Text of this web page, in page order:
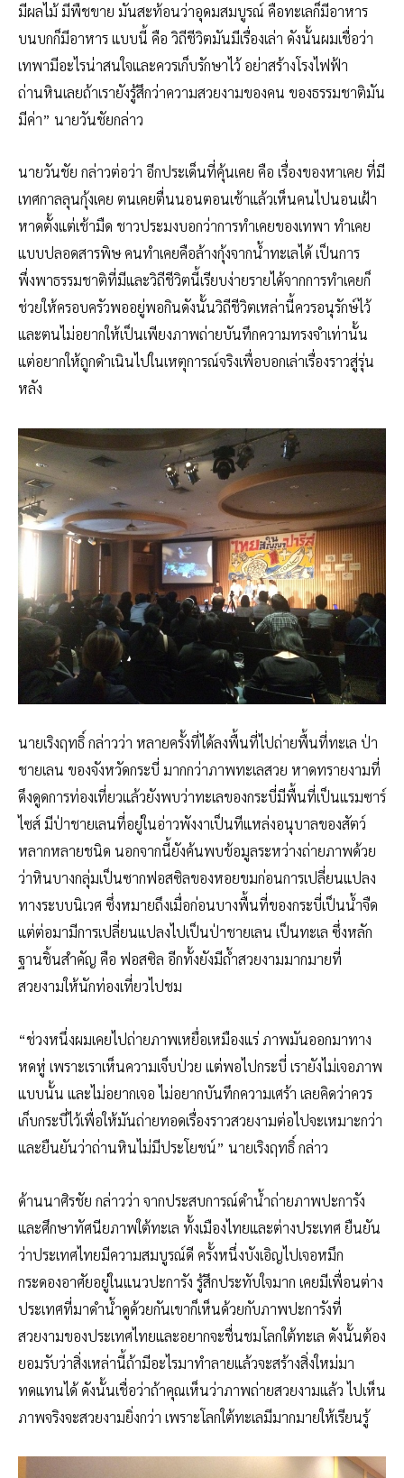
มีผลไม้ มีพืชขาย มันสะท้อนว่าอุดมสมบูรณ์ คือทะเลก็มีอาหาร
บนบกก็มีอาหาร แบบนี้ คือ วิถีชีวิตมันมีเรื่องเล่า ดังนั้นผมเชื่อว่า
เทพามีอะไรน่าสนใจและควรเก็บรักษาไว้ อย่าสร้างโรงไฟฟ้า
ถ่านหินเลยถ้าเรายังรู้สึกว่าความสวยงามของคน ของธรรมชาติมัน
มีค่า” นายวันชัยกล่าว
นายวันชัย กล่าวต่อว่า อีกประเด็นที่คุ้นเคย คือ เรื่องของหาเคย ที่มี
เทศกาลลุนกุ้งเคย ตนเคยตื่นนอนตอนเช้าแล้วเห็นคนไปนอนเฝ้า
หาดตั้งแต่เช้ามืด ชาวประมงบอกว่าการทำเคยของเทพา ทำเคย
แบบปลอดสารพิษ คนทำเคยคือล้างกุ้งจากน้ำทะเลได้ เป็นการ
พึ่งพาธรรมชาติที่มีและวิถีชีวิตนี้เรียบง่ายรายได้จากการทำเคยก็
ช่วยให้ครอบครัวพออยู่พอกินดังนั้นวิถีชีวิตเหล่านี้ควรอนุรักษ์ไว้
และตนไม่อยากให้เป็นเพียงภาพถ่ายบันทึกความทรงจำเท่านั้น
แต่อยากให้ถูกดำเนินไปในเหตุการณ์จริงเพื่อบอกเล่าเรื่องราวสู่รุ่น
หลัง
นายเริงฤทธิ์ กล่าวว่า หลายครั้งที่ได้ลงพื้นที่ไปถ่ายพื้นที่ทะเล ป่า
ชายเลน ของจังหวัดกระบี่ มากกว่าภาพทะเลสวย หาดทรายงามที่
ดึงดูดการท่องเที่ยวแล้วยังพบว่าทะเลของกระบี่มีพื้นที่เป็นแรมซาร์
ไซส์ มีป่าชายเลนที่อยู่ในอ่าวพังงาเป็นทีแหล่งอนุบาลของสัตว์
หลากหลายชนิด นอกจากนี้ยังค้นพบข้อมูลระหว่างถ่ายภาพด้วย
ว่าหินบางกลุ่มเป็นซากฟอสซิลของหอยขมก่อนการเปลี่ยนแปลง
ทางระบบนิเวศ ซึ่งหมายถึงเมื่อก่อนบางพื้นที่ของกระบี่เป็นน้ำจืด
แต่ต่อมามีการเปลี่ยนแปลงไปเป็นป่าชายเลน เป็นทะเล ซึ่งหลัก
ฐานชิ้นสำคัญ คือ ฟอสซิล อีกทั้งยังมีถ้ำสวยงามมากมายที่
สวยงามให้นักท่องเที่ยวไปชม
“ช่วงหนึ่งผมเคยไปถ่ายภาพเหยื่อเหมืองแร่ ภาพมันออกมาทาง
หดหู่ เพราะเราเห็นความเจ็บป่วย แต่พอไปกระบี่ เรายังไม่เจอภาพ
แบบนั้น และไม่อยากเจอ ไม่อยากบันทึกความเศร้า เลยคิดว่าควร
เก็บกระบี่ไว้เพื่อให้มันถ่ายทอดเรื่องราวสวยงามต่อไปจะเหมาะกว่า
และยืนยันว่าถ่านหินไม่มีประโยชน์” นายเริงฤทธิ์ กล่าว
ด้านนาศิรชัย กล่าวว่า จากประสบการณ์ดำน้ำถ่ายภาพปะการัง
และศึกษาทัศนียภาพใต้ทะเล ทั้งเมืองไทยและต่างประเทศ ยืนยัน
ว่าประเทศไทยมีความสมบูรณ์ดี ครั้งหนึ่งบังเอิญไปเจอหมึก
กระดองอาศัยอยู่ในแนวปะการัง รู้สึกประทับใจมาก เคยมีเพื่อนต่าง
ประเทศที่มาดำน้ำดูด้วยกันเขาก็เห็นด้วยกับภาพปะการังที่
สวยงามของประเทศไทยและอยากจะชื่นชมโลกใต้ทะเล ดังนั้นต้อง
ยอมรับว่าสิ่งเหล่านี้ถ้ามีอะไรมาทำลายแล้วจะสร้างสิ่งใหม่มา
ทดแทนได้ ดังนั้นเชื่อว่าถ้าคุณเห็นว่าภาพถ่ายสวยงามแล้ว ไปเห็น
ภาพจริงจะสวยงามยิ่งกว่า เพราะโลกใต้ทะเลมีมากมายให้เรียนรู้